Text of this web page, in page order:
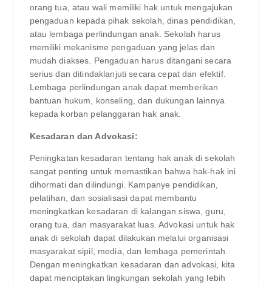
orang tua, atau wali memiliki hak untuk mengajukan
pengaduan kepada pihak sekolah, dinas pendidikan,
atau lembaga perlindungan anak. Sekolah harus
memiliki mekanisme pengaduan yang jelas dan
mudah diakses. Pengaduan harus ditangani secara
serius dan ditindaklanjuti secara cepat dan efektif.
Lembaga perlindungan anak dapat memberikan
bantuan hukum, konseling, dan dukungan lainnya
kepada korban pelanggaran hak anak.
Kesadaran dan Advokasi:
Peningkatan kesadaran tentang hak anak di sekolah
sangat penting untuk memastikan bahwa hak-hak ini
dihormati dan dilindungi. Kampanye pendidikan,
pelatihan, dan sosialisasi dapat membantu
meningkatkan kesadaran di kalangan siswa, guru,
orang tua, dan masyarakat luas. Advokasi untuk hak
anak di sekolah dapat dilakukan melalui organisasi
masyarakat sipil, media, dan lembaga pemerintah.
Dengan meningkatkan kesadaran dan advokasi, kita
dapat menciptakan lingkungan sekolah yang lebih